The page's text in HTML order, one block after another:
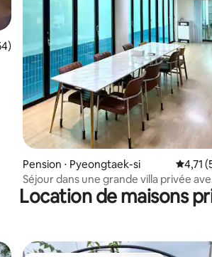
moyenne sur la base de 54
Pension ⋅ Pyeongtaek-si
4,71
Séjour dans une grande villa privée
une grande piscine privée (La piscine
ouverte pendant la saison estivale)
Location de maisons